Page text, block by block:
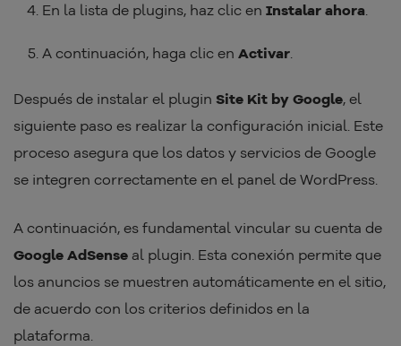
En la lista de plugins, haz clic en Instalar ahora.
A continuación, haga clic en Activar.
Después de instalar el plugin Site Kit by Google, el
siguiente paso es realizar la configuración inicial. Este
proceso asegura que los datos y servicios de Google
se integren correctamente en el panel de WordPress.
A continuación, es fundamental vincular su cuenta de
Google AdSense al plugin. Esta conexión permite que
los anuncios se muestren automáticamente en el sitio,
de acuerdo con los criterios definidos en la
plataforma.